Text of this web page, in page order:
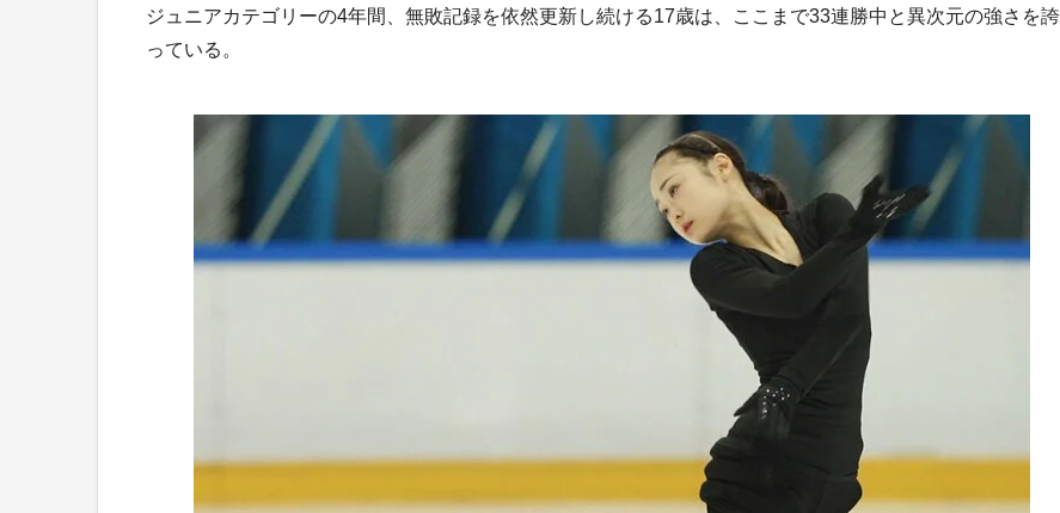
ジュニアカテゴリーの4年間、無敗記録を依然更新し続ける17歳は、ここまで33連勝中と異次元の強さを誇
っている。